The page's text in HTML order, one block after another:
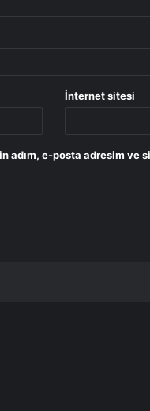
İnternet sitesi
adım, e-posta adresim ve